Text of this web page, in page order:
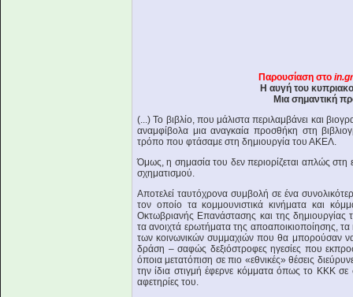
Παρουσίαση στο
Η αυγή του
Μια σημαντική
(...) Το βιβλίο, που μάλιστα περιλαμβάνει και
αναμφίβολα μια αναγκαία προσθήκη στη
τρόπο που φτάσαμε στη δημιουργία του ΑΚΕΛ.
Όμως, η σημασία του δεν περιορίζεται απλώς στη
σχηματισμού.
Αποτελεί ταυτόχρονα συμβολή σε ένα
τον οποίο τα κομμουνιστικά κινήματα και
Οκτωβριανής Επανάστασης και της δημιουργίας
τα ανοιχτά ερωτήματα της αποαποικιοποίησης, τα
των κοινωνικών συμμαχιών που θα μπορούσαν
δράση – σαφώς δεξιόστροφες ηγεσίες που
όποια μετατόπιση σε πιο «εθνικές» θέσεις
την ίδια στιγμή έφερνε κόμματα όπως το ΚΚΚ σε
αφετηρίες του.